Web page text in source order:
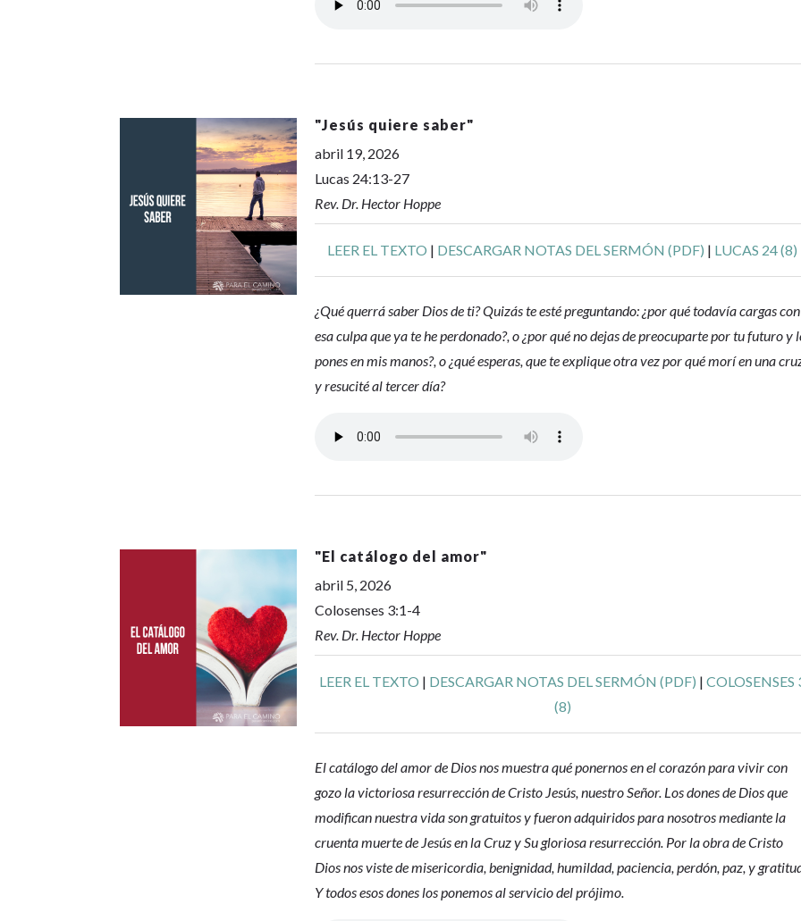
"Jesús quiere saber"
abril 19, 2026
Lucas 24:13-27
Rev. Dr. Hector Hoppe
LEER EL TEXTO | DESCARGAR NOTAS DEL SERMÓN (PDF) | LUCAS 24 (8)
¿Qué querrá saber Dios de ti? Quizás te esté preguntando: ¿por qué todavía cargas con
esa culpa que ya te he perdonado?, o ¿por qué no dejas de preocuparte por tu futuro y
pones en mis manos?, o ¿qué esperas, que te explique otra vez por qué morí en una
y resucité al tercer día?
"El catálogo del amor"
abril 5, 2026
Colosenses 3:1-4
Rev. Dr. Hector Hoppe
LEER EL TEXTO | DESCARGAR NOTAS DEL SERMÓN (PDF) |COLOSENSES
(8)
El catálogo del amor de Dios nos muestra qué ponernos en el corazón para vivir con
gozo la victoriosa resurrección de Cristo Jesús, nuestro Señor. Los dones de Dios que
modifican nuestra vida son gratuitos y fueron adquiridos para nosotros mediante la
cruenta muerte de Jesús en la Cruz y Su gloriosa resurrección. Por la obra de Cristo
Dios nos viste de misericordia, benignidad, humildad, paciencia, perdón, paz, y
Y todos esos dones los ponemos al servicio del prójimo.